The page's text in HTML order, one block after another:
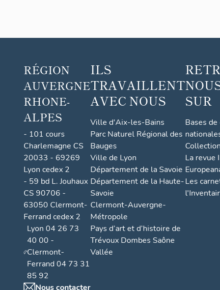
RÉGION
AUVERGNE
RHONE-
ALPES
- 101 cours
Charlemagne CS
20033 - 69269
Lyon cedex 2
- 59 bd L. Jouhaux
CS 90706 -
63050 Clermont-
Ferrand cedex 2
Lyon 04 26 73
40 00 -
Clermont-
Ferrand 04 73 31
85 92
Nous contacter
ILS
TRAVAILLENT
AVEC NOUS
Ville d'Aix-les-Bains
Parc Naturel Régional des
Bauges
Ville de Lyon
Département de la Savoie
Département de la Haute-
Savoie
Clermont-Auvergne-
Métropole
Pays d’art et d’histoire de
Trévoux Dombes Saône
Vallée
SUR
Bases
La revue
Les